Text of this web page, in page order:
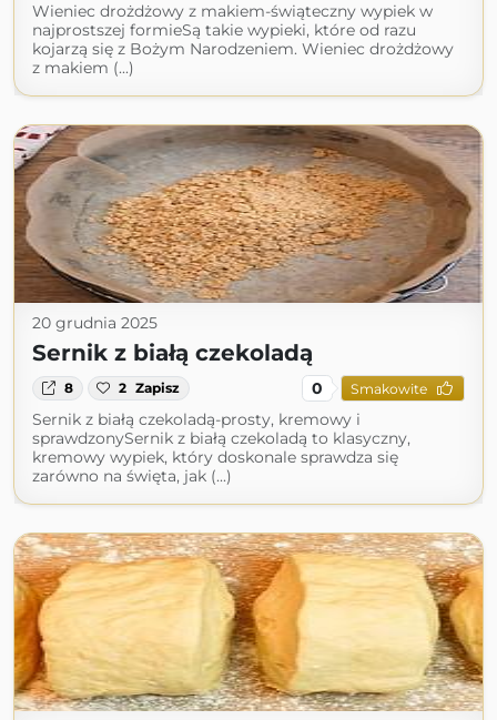
Wieniec drożdżowy z makiem-świąteczny wypiek w
najprostszej formieSą takie wypieki, które od razu
kojarzą się z Bożym Narodzeniem. Wieniec drożdżowy
z makiem (...)
20 grudnia 2025
Sernik z białą czekoladą
8 2 Zapisz 0 Smakowite
Sernik z białą czekoladą-prosty, kremowy i
sprawdzonySernik z białą czekoladą to klasyczny,
kremowy wypiek, który doskonale sprawdza się
zarówno na święta, jak (...)